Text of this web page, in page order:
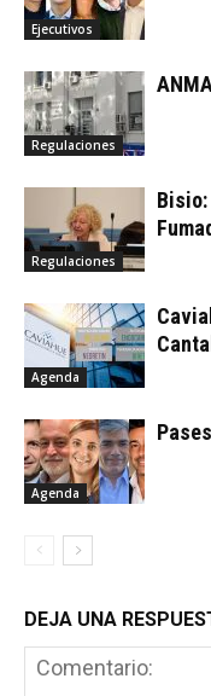
Ejecutivos
Regulaciones
Regulaciones
Agenda
Agenda
DEJA UNA